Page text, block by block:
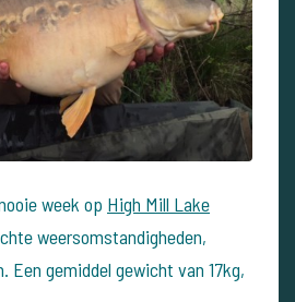
week op High Mill Lake
weersomstandigheden,
Een gemiddel gewicht van 17kg,